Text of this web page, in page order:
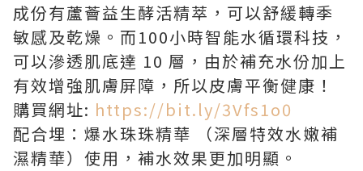
成份有蘆薈益生酵活精萃，可以舒緩轉季
敏感及乾燥。而100小時智能水循環科技，
可以滲透肌底達 10 層，由於補充水份加上
有效增強肌膚屏障，所以皮膚平衡健康！
購買網址: https://bit.ly/3Vfs1o0
配合埋：爆水珠珠精華 （深層特效水嫩補
濕精華）使用，補水效果更加明顯。